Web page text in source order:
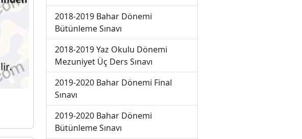
2018-2019 Bahar Dönemi
Bütünleme Sınavı
2018-2019 Yaz Okulu Dönemi
Mezuniyet Üç Ders Sınavı
2019-2020 Bahar Dönemi Final
Sınavı
2019-2020 Bahar Dönemi
Bütünleme Sınavı